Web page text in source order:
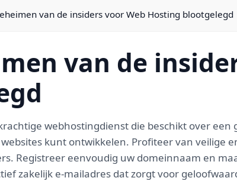
van de insiders voor Web Hosting blootgelegd
van de
webhostingdienst die beschikt over
kunt ontwikkelen. Profiteer van veilige
Registreer eenvoudig uw domeinnaam en
zakelijk e-mailadres dat zorgt voor